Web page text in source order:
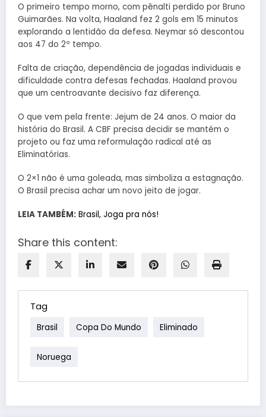
O primeiro tempo morno, com pênalti perdido por Bruno
Guimarães. Na volta, Haaland fez 2 gols em 15 minutos
explorando a lentidão da defesa. Neymar só descontou
aos 47 do 2º tempo.
Falta de criação, dependência de jogadas individuais e
dificuldade contra defesas fechadas. Haaland provou
que um centroavante decisivo faz diferença.
O que vem pela frente: Jejum de 24 anos. O maior da
história do Brasil. A CBF precisa decidir se mantém o
projeto ou faz uma reformulação radical até as
Eliminatórias.
O 2×1 não é uma goleada, mas simboliza a estagnação.
O Brasil precisa achar um novo jeito de jogar.
LEIA TAMBÉM: Brasil, Joga pra nós!
Share this content:
Tag
Brasil Copa Do Mundo Eliminado
Noruega